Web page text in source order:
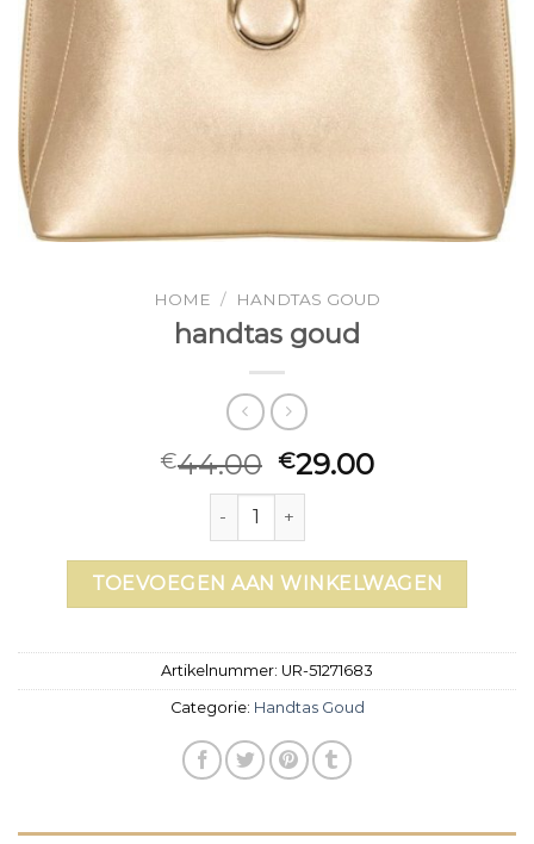
HOME / HANDTAS GOUD
handtas goud
€44.00 €29.00
handtas goud aantal
TOEVOEGEN AAN WINKELWAGEN
Artikelnummer: UR-51271683
Categorie: Handtas Goud